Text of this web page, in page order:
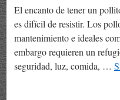
El encanto de tener un
es difícil de resistir. Los
mantenimiento e ideales
embargo requieren un
seguridad, luz, comida, …